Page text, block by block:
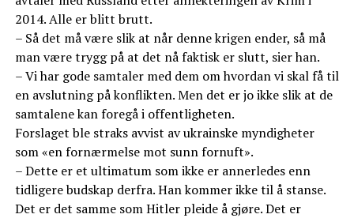
2014. Alle er blitt brutt.
– Så det må være slik at når denne krigen ender, så må
man være trygg på at det nå faktisk er slutt, sier han.
– Vi har gode samtaler med dem om hvordan vi skal få til
en avslutning på konflikten. Men det er jo ikke slik at de
samtalene kan foregå i offentligheten.
Forslaget ble straks avvist av ukrainske myndigheter
som «en fornærmelse mot sunn fornuft».
– Dette er et ultimatum som ikke er annerledes enn
tidligere budskap derfra. Han kommer ikke til å stanse.
Det er det samme som Hitler pleide å gjøre. Det er